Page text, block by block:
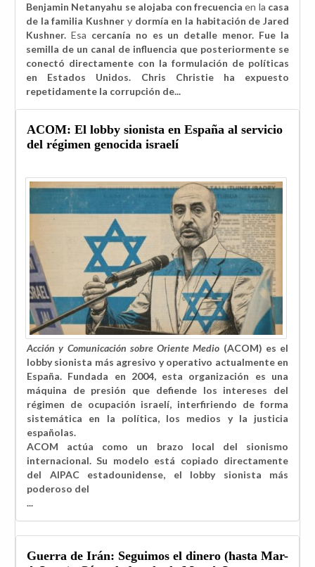
Benjamin Netanyahu se alojaba con frecuenciaen la casa
de la familia Kushner y dormía en la habitación de Jared
Kushner. Esa cercanía no es un detalle menor. Fue la
semilla de un canal de influencia que posteriormente se
conectó directamente con la formulación de políticas
en Estados Unidos. Chris Christie ha expuesto
repetidamente la corrupción de...
ACOM: El lobby sionista en España al servicio
del régimen genocida israelí
Acción y Comunicación sobre Oriente Medio (ACOM) es el
lobby sionista más agresivo y operativo actualmente en
España. Fundada en 2004, esta organización es una
máquina de presión que defiende los intereses del
régimen de ocupación israelí, interfiriendo de forma
sistemática en la política, los medios y la justicia
españolas.
ACOM actúa como un brazo local del sionismo
internacional. Su modelo está copiado directamente
del AIPAC estadounidense, el lobby sionista más
poderoso del
...
Guerra de Irán: Seguimos el dinero (hasta Mar-